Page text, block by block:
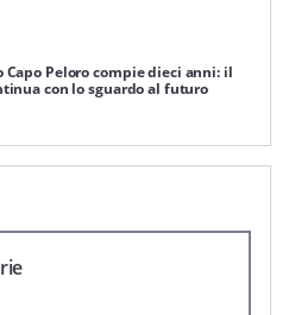
Capo Peloro compie dieci anni: il
con lo sguardo al futuro